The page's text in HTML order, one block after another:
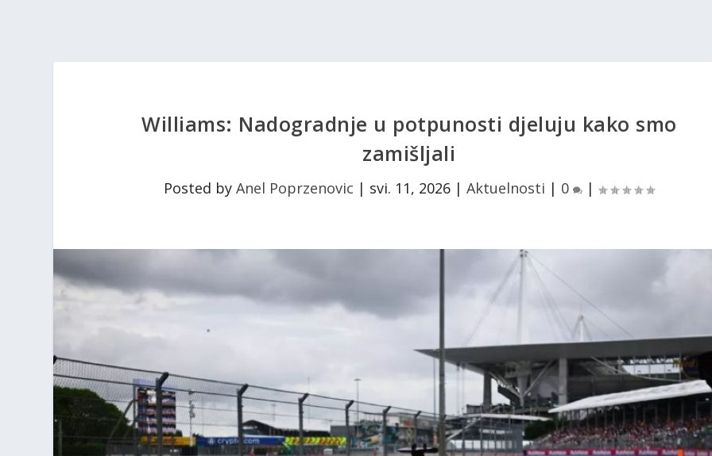
Williams: Nadogradnje u potpunosti djeluju kako smo
zamišljali
Posted byAnel Poprzenovic | svi. 11, 2026 |Aktuelnosti | 0 |